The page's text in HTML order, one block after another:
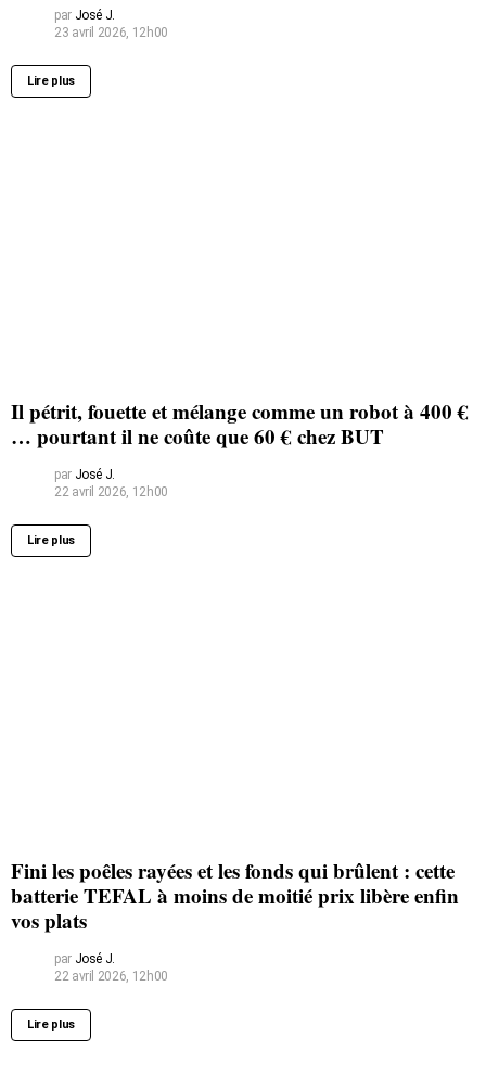
par José J.
23 avril 2026, 12h00
Lire plus
Il pétrit, fouette et mélange comme un robot à 400 €
… pourtant il ne coûte que 60 € chez BUT
par José J.
22 avril 2026, 12h00
Lire plus
Fini les poêles rayées et les fonds qui brûlent : cette
batterie TEFAL à moins de moitié prix libère enfin
vos plats
par José J.
22 avril 2026, 12h00
Lire plus